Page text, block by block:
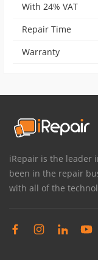
With 24% VAT
Repair Time
Warranty
iRepair is the leader
been in the repair
with all of the